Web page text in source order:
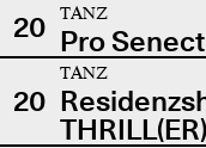
20
TANZ
Pro
20
TANZ
THRILL(ER)